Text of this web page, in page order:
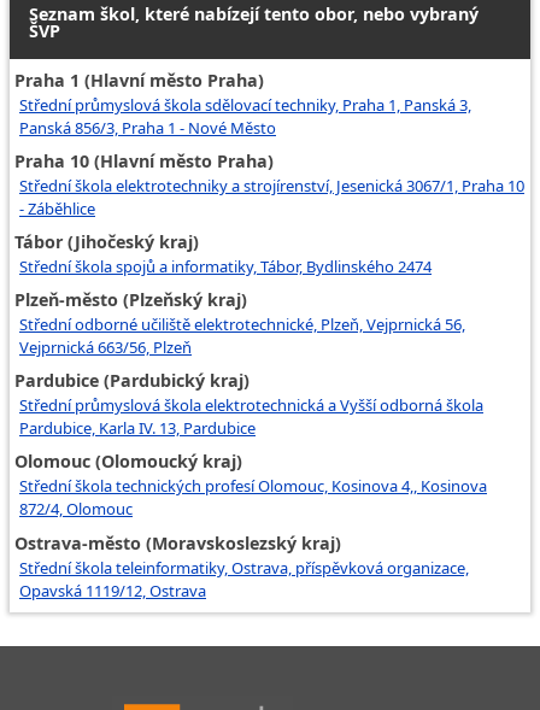
Seznam škol, které nabízejí tento obor, nebo vybraný
ŠVP
Praha 1 (Hlavní město Praha)
Střední průmyslová škola sdělovací techniky, Praha 1, Panská 3,
Panská 856/3, Praha 1 - Nové Město
Praha 10 (Hlavní město Praha)
Střední škola elektrotechniky a strojírenství, Jesenická 3067/1, Praha 10
- Záběhlice
Tábor (Jihočeský kraj)
Střední škola spojů a informatiky, Tábor, Bydlinského 2474
Plzeň-město (Plzeňský kraj)
Střední odborné učiliště elektrotechnické, Plzeň, Vejprnická 56,
Vejprnická 663/56, Plzeň
Pardubice (Pardubický kraj)
Střední průmyslová škola elektrotechnická a Vyšší odborná škola
Pardubice, Karla IV. 13, Pardubice
Olomouc (Olomoucký kraj)
Střední škola technických profesí Olomouc, Kosinova 4,, Kosinova
872/4, Olomouc
Ostrava-město (Moravskoslezský kraj)
Střední škola teleinformatiky, Ostrava, příspěvková organizace,
Opavská 1119/12, Ostrava